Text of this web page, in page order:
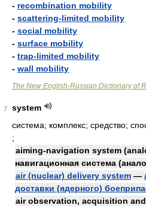
- recombination mobility
- scattering-limited mobility
- social mobility
- surface mobility
- trap-limited mobility
- wall mobility
The New English-Russian Dictionary of
7
system
система; комплекс; средство;
;
aiming-navigation system
навигационная система
air (nuclear) delivery system —
доставки (ядерного)
air observation, acquisition